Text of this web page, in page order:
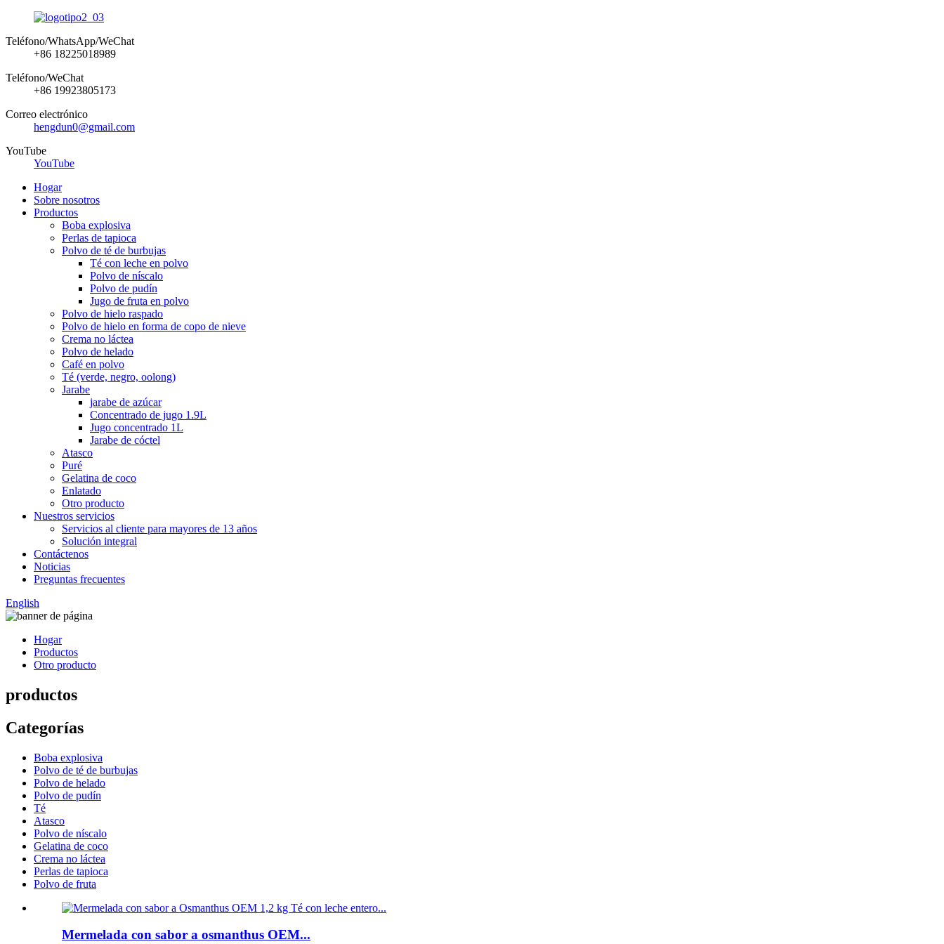
Teléfono/WhatsApp/WeChat
+86 18225018989
Teléfono/WeChat
+86 19923805173
Correo electrónico
hengdun0@gmail.com
YouTube
YouTube
Hogar
Sobre nosotros
Productos
Boba explosiva
Perlas de tapioca
Polvo de té de burbujas
Té con leche en polvo
Polvo de níscalo
Polvo de pudín
Jugo de fruta en polvo
Polvo de hielo raspado
Polvo de hielo en forma de copo de nieve
Crema no láctea
Polvo de helado
Café en polvo
Té (verde, negro, oolong)
Jarabe
jarabe de azúcar
Concentrado de jugo 1.9L
Jugo concentrado 1L
Jarabe de cóctel
Atasco
Puré
Gelatina de coco
Enlatado
Otro producto
Nuestros servicios
Servicios al cliente para mayores de 13 años
Solución integral
Contáctenos
Noticias
Preguntas frecuentes
English
Hogar
Productos
Otro producto
productos
Categorías
Boba explosiva
Polvo de té de burbujas
Polvo de helado
Polvo de pudín
Té
Atasco
Polvo de níscalo
Gelatina de coco
Crema no láctea
Perlas de tapioca
Polvo de fruta
Mermelada con sabor a osmanthus OEM...